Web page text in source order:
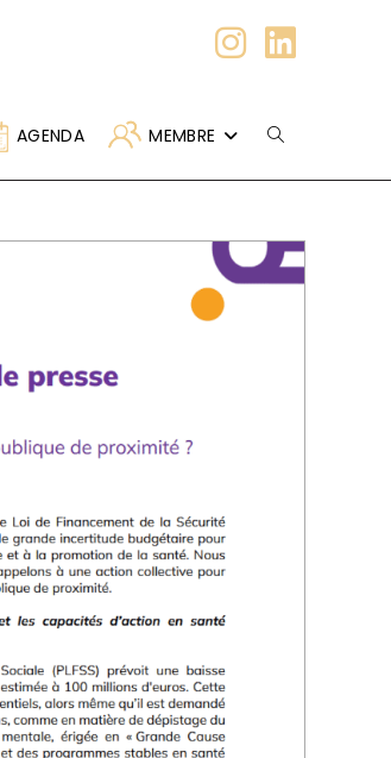
AGENDA MEMBRE